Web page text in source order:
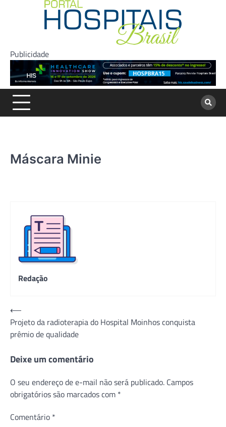
Publicidade
Máscara Minie
Redação
Navegação
de
Post
⟵
Projeto da radioterapia do Hospital Moinhos conquista
prêmio de qualidade
Deixe um comentário
O seu endereço de e-mail não será publicado. Campos
obrigatórios são marcados com *
Comentário *